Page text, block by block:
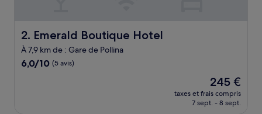
2. Emerald Boutique Hotel
Emerald Boutique Hotel
À 7,9 km de : Gare de Pollina
6.0
6,0/10 (5 avis)
Le
nouveau
prix
245 €
taxes et frais compris
7 sept. - 8 sept.